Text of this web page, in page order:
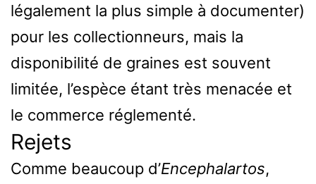
légalement la plus simple à documenter)
pour les collectionneurs, mais la
disponibilité de graines est souvent
limitée, l’espèce étant très menacée et
le commerce réglementé.
Rejets
Comme beaucoup d’Encephalartos,